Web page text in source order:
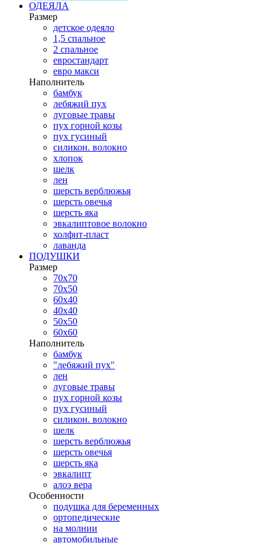
ОДЕЯЛА
Размер
детское одеяло
1,5 спальное
2 спальное
евростандарт
евро макси
Наполнитель
бамбук
лебяжий пух
луговые травы
пух горной козы
пух гусиный
силикон. волокно
хлопок
шелк
лен
шерсть верблюжья
шерсть овечья
шерсть яка
эвкалиптовое волокно
холфит-пласт
лаванда
ПОДУШКИ
Размер
70х70
70х50
60х40
40х40
50х50
60х60
Наполнитель
бамбук
"лебяжий пух"
лен
луговые травы
пух горной козы
пух гусиный
силикон. волокно
шелк
шерсть верблюжья
шерсть овечья
шерсть яка
эвкалипт
алоэ вера
Особенности
подушка для беременных
ортопедические
на молнии
автомобильные